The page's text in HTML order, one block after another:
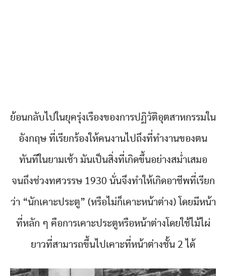
ย้อนกลับไปในยุครุ่งเรืองของการปฏิวัติอุตสาหกรรมใน
อังกฤษ ที่เรียกร้องให้คนงานไปถึงที่ทำงานของตน
ทันทีในยามเช้า มันเป็นสิ่งที่เกิดขึ้นอย่างสม่ำเสมอ
จนถึงช่วงทศวรรษ 1930 นั่นจึงทำให้เกิดอาชีพที่เรียก
ว่า “นักเคาะประตู” (หรือไม่ก็เคาะหน้าต่าง) โดยมีหน้า
ที่หลัก ๆ คือการเคาะประตูหรือหน้าต่างโดยใช้ไม้ไผ่
ยาวที่สามารถขึ้นไปเคาะที่หน้าต่างชั้น 2 ได้